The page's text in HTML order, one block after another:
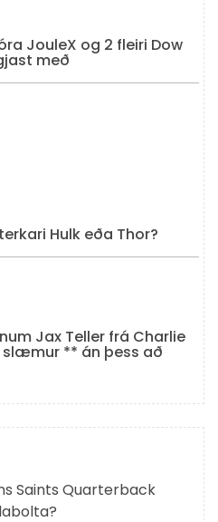
JouleX og 2 fleiri Dow
með
Hulk eða Thor?
Jax Teller frá Charlie
** án þess að
Saints Quarterback